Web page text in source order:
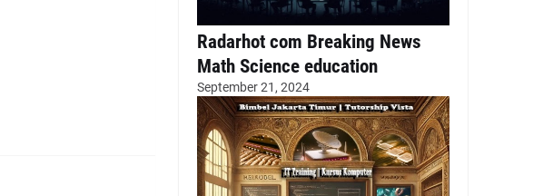
Radarhot com Breaking News
Math Science education
September 21, 2024